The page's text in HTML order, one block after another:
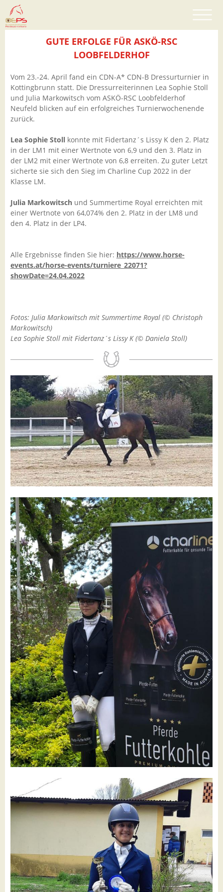
GUTE ERFOLGE FÜR ASKÖ-RSC
LOOBFELDERHOF
Vom 23.-24. April fand ein CDN-A* CDN-B Dressurturnier in
Kottingbrunn statt. Die Dressurreiterinnen Lea Sophie Stoll
und Julia Markowitsch vom ASKÖ-RSC Loobfelderhof
Neufeld blicken auf ein erfolgreiches Turnierwochenende
zurück.
Lea Sophie Stollkonnte mit Fidertanz´s Lissy K den 2. Platz
in der LM1 mit einer Wertnote von 6,9 und den 3. Platz in
der LM2 mit einer Wertnote von 6,8 erreiten. Zu guter Letzt
sicherte sie sich den Sieg im Charline Cup 2022 in der
Klasse LM.
Julia Markowitschund Summertime Royal erreichten mit
einer Wertnote von 64,074% den 2. Platz in der LM8 und
den 4. Platz in der LP4.
Alle Ergebnisse finden Sie hier: https://www.horse-
events.at/horse-events/turniere_22071?
showDate=24.04.2022
Fotos: Julia Markowitsch mit Summertime Royal (© Christoph
Markowitsch)
Lea Sophie Stoll mit Fidertanz´s Lissy K (© Daniela Stoll)